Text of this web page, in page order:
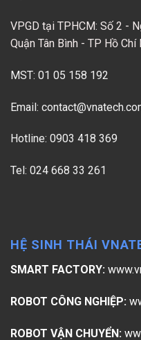
VPGD tại TPHCM: Số 2 -
Quận Tân Bình - TP Hồ Chí
MST: 01 05 158 192
Email:
Hotline: 0903 418 369
Tel: 024 668 33 261
HỆ SINH THÁI
SMART FACTORY:
ROBOT CÔNG NGHIỆP:
ROBOT VẬN CHUYỂN: